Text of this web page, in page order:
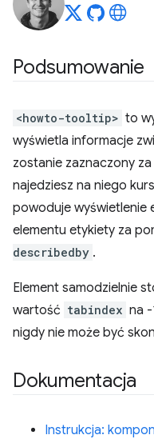
Podsumowanie
<howto-tooltip> to
wyświetla informacje
zostanie zaznaczony
najedziesz na niego
powoduje wyświetlenie
elementu etykiety za
describedby .
Element samodzielnie
wartość tabindex na
nigdy nie może być
Dokumentacja
Instrukcja: